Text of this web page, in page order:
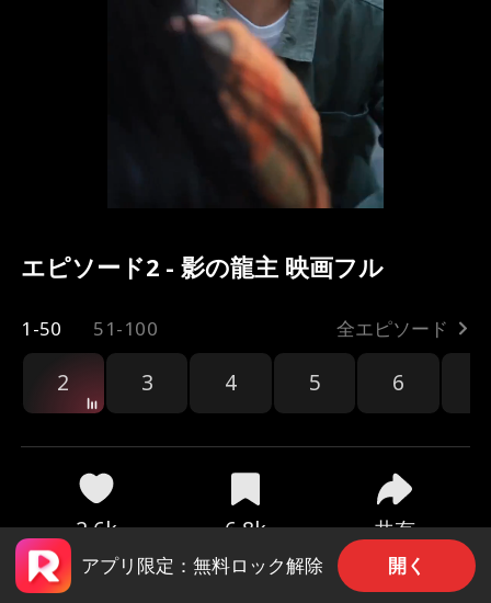
エピソード2 - 影の龍主 映画フル
1-50 51-100 全エピソード
2 3 4 5 6
2.6k 6.8k 共有
アプリ限定：無料ロック解除 開く